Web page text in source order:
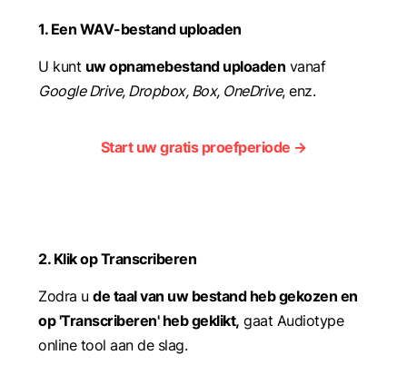
1. Een WAV-bestand uploaden
U kunt uw opnamebestand uploaden vanaf
Google Drive, Dropbox, Box, OneDrive, enz.
Start uw gratis proefperiode →
2. Klik op Transcriberen
Zodra ude taal van uw bestand heb gekozen en
op 'Transcriberen' heb geklikt, gaat Audiotype
online tool aan de slag.